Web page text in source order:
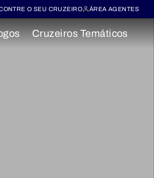
O SEU CRUZEIRO ÁREA AGENTES
Cruzeiros Temáticos